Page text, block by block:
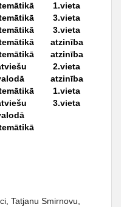
1.vieta
3.vieta
3.vieta
atzinība
atzinība
2.vieta
atzinība
1.vieta
3.vieta
Tatjanu Smirnovu,